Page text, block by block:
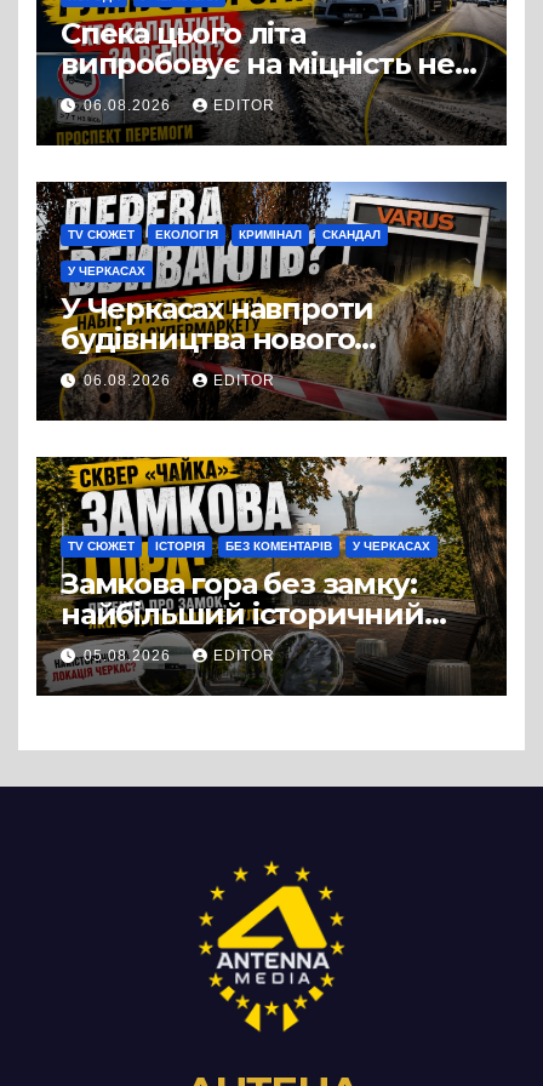
Спека цього літа
випробовує на міцність не
лише людей, а й дороги
Черкас
06.08.2026 EDITOR
TV СЮЖЕТ ЕКОЛОГІЯ КРИМІНАЛ СКАНДАЛ
У ЧЕРКАСАХ
У Черкасах навпроти
будівництва нового
супермаркету VARUS на
проспекті Перемоги всохли
дерева. І це навряд чи
можна назвати
випадковістю
06.08.2026 EDITOR
TV СЮЖЕТ ІСТОРІЯ БЕЗ КОМЕНТАРІВ У ЧЕРКАСАХ
Замкова гора без замку:
найбільший історичний
міф Черкас
05.08.2026 EDITOR